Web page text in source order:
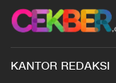
KANTOR REDAKSI